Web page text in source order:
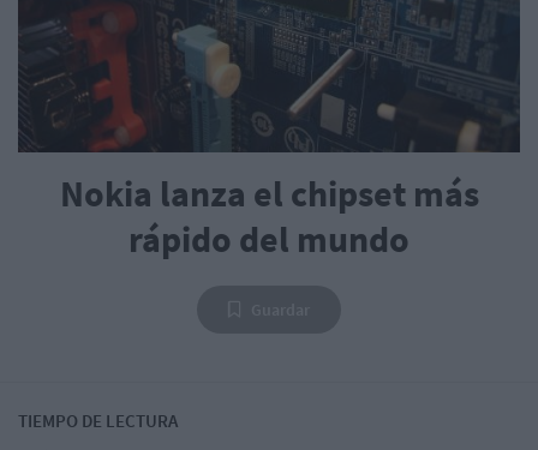
Nokia lanza el chipset más
rápido del mundo
TIEMPO DE LECTURA